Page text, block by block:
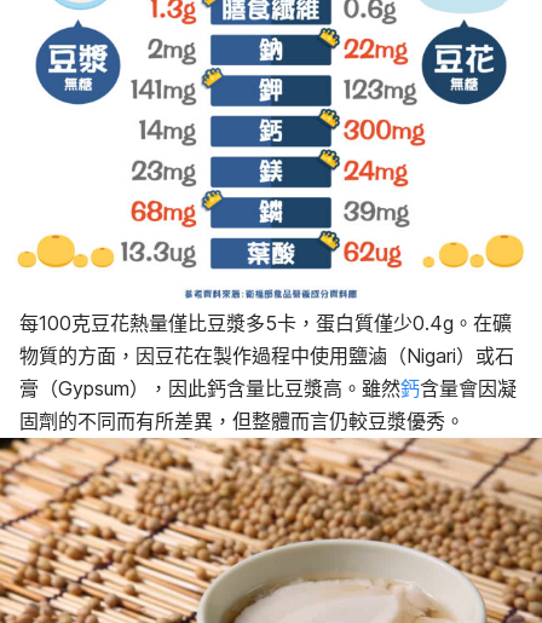
每100克豆花熱量僅比豆漿多5卡，蛋白質僅少0.4g。在礦
物質的方面，因豆花在製作過程中使用鹽滷（Nigari）或石
膏（Gypsum），因此鈣含量比豆漿高。雖然鈣含量會因凝
固劑的不同而有所差異，但整體而言仍較豆漿優秀。